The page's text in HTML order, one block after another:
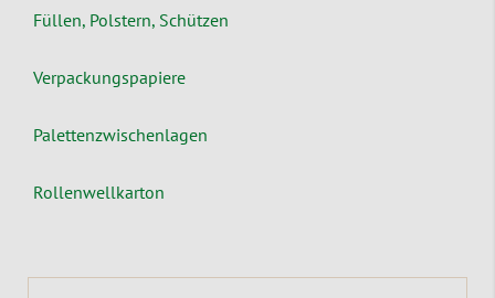
Füllen, Polstern, Schützen
Verpackungspapiere
Palettenzwischenlagen
Rollenwellkarton